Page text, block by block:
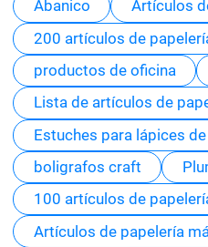
Abanico
Artículos
200 artículos de
productos de oficina
Lista de artículos de
Estuches para lápices
boligrafos craft
100 artículos de
Artículos de papelería